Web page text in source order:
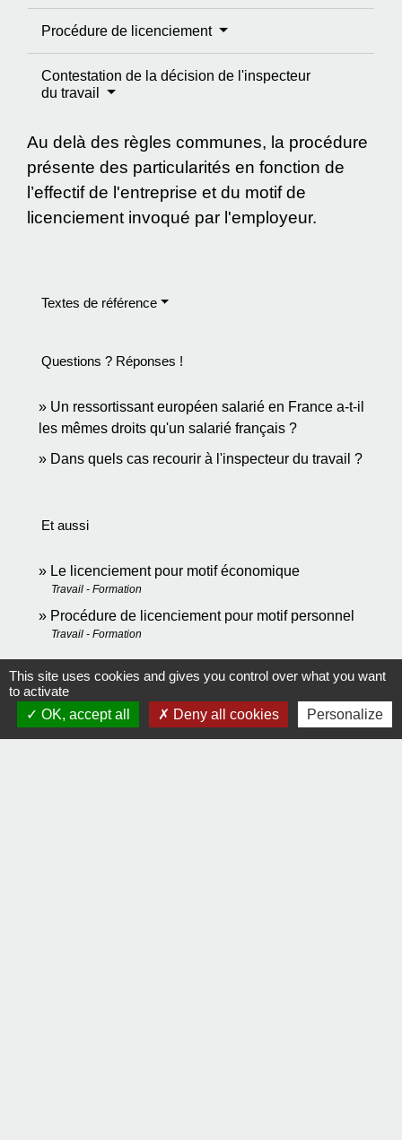
Procédure de licenciement
Contestation de la décision de l'inspecteur
du travail
Au delà des règles communes, la procédure
présente des particularités en fonction de
l’effectif de l'entreprise et du motif de
licenciement invoqué par l'employeur.
Textes de référence
Questions ? Réponses !
Un ressortissant européen salarié en France a-t-il
les mêmes droits qu'un salarié français ?
Dans quels cas recourir à l'inspecteur du travail ?
Et aussi
Le licenciement pour motif économique
Travail - Formation
Procédure de licenciement pour motif personnel
Travail - Formation
Pour en savoir plus
Guide relatif au rupture de contrat de travail des
This site uses cookies and gives you control over what you want
to activate
OK, accept all
Deny all cookies Personalize